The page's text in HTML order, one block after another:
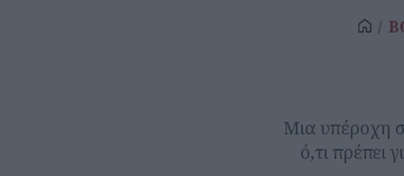
Μια υπέροχη
ό,τι πρέπει